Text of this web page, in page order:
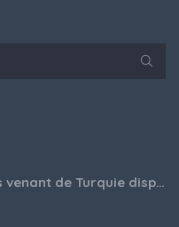
Armoires 3 battants venant de Turquie disponibles